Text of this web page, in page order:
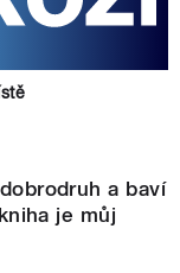
a baví
je můj